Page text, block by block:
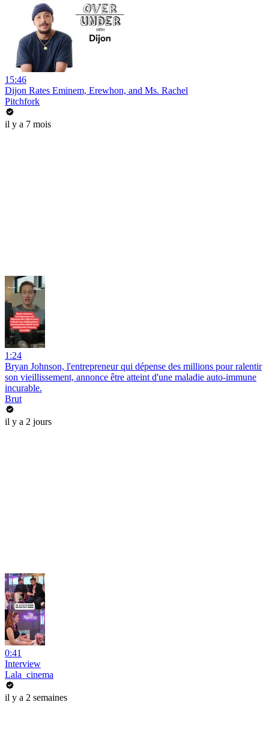
15:46
Dijon Rates Eminem, Erewhon, and Ms. Rachel
Pitchfork
il y a 7 mois
1:24
Bryan Johnson, l'entrepreneur qui dépense des millions pour ralentir
son vieillissement, annonce être atteint d'une maladie auto-immune
incurable.
Brut
il y a 2 jours
0:41
Interview
Lala_cinema
il y a 2 semaines